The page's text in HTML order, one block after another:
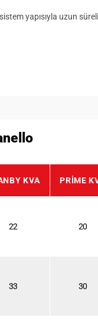
yapısıyla uzun
KVA PRIME
22 20
33 30